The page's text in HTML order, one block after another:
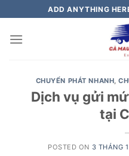
to
content
ADD ANYTHING
CHUYỂN PHÁT NHANH,
Dịch vụ gửi
tại
POSTED ON 3 THÁNG